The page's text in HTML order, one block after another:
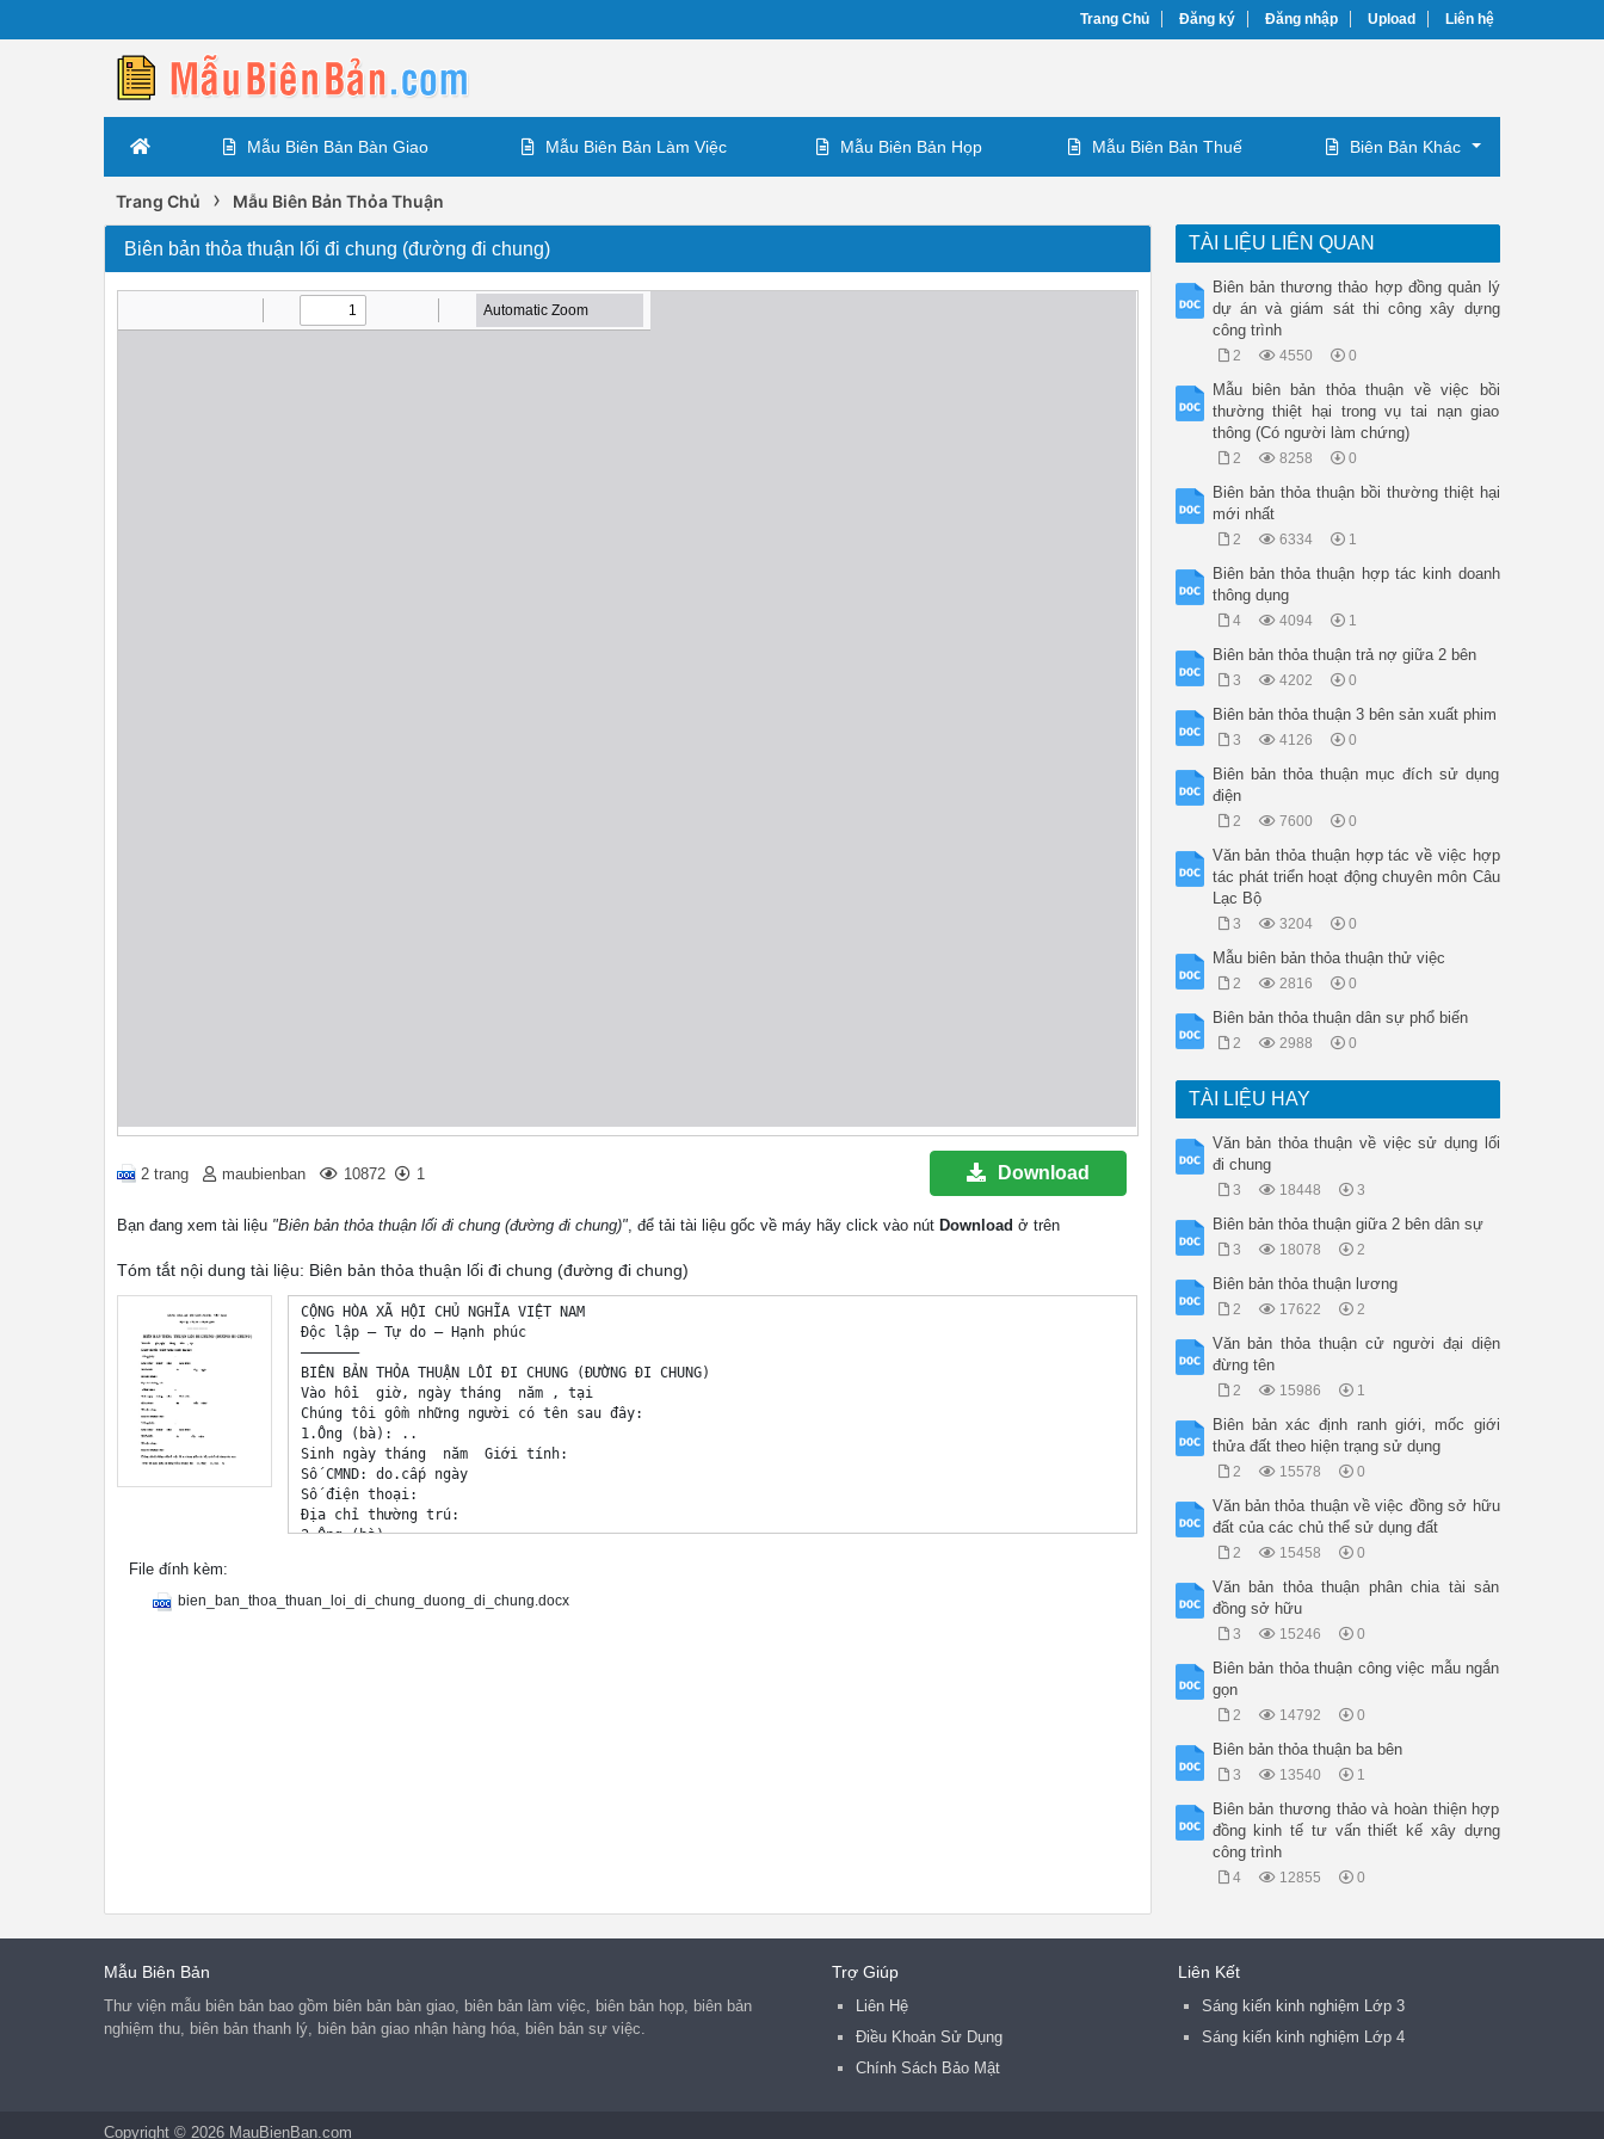
Trang Chủ Đăng ký Đăng nhập Upload Liên hệ
Mẫu Biên Bản Bàn Giao Mẫu Biên Bản Làm Việc Mẫu Biên Bản Họp Mẫu Biên Bản Thuế Biên Bản Khác
Trang Chủ › Mẫu Biên Bản Thỏa Thuận
Biên bản thỏa thuận lối đi chung (đường đi chung)
2 trang maubienban 10872 1 Download
Bạn đang xem tài liệu "Biên bản thỏa thuận lối đi chung (đường đi chung)", để tải tài liệu gốc về máy hãy click vào nút Download ở trên
Tóm tắt nội dung tài liệu: Biên bản thỏa thuận lối đi chung (đường đi chung)
CỘNG HÒA XÃ HỘI CHỦ NGHĨA VIỆT NAM
Độc lập – Tự do – Hạnh phúc
———————
BIÊN BẢN THỎA THUẬN LỐI ĐI CHUNG (ĐƯỜNG ĐI CHUNG)
Vào hồi  giờ, ngày tháng  năm , tại
Chúng tôi gồm những người có tên sau đây:
1.Ông (bà): ..
Sinh ngày tháng  năm  Giới tính:
Số CMND: do.cấp ngày
Số điện thoại:
Địa chỉ thường trú:
2.Ông (bà): ..
Số điện thoại:
Phía Đông giáp thửa đất:
3.Mức đền bù cho chủ sở hữu khi mở lối đi chung: .
4. Chuyển quyền sử dụng lối đi chung khi chuyển nhượng quyền sử dụng đất:
5. Quyền và nghĩa vụ của các hộ đối với lối đi chung:
File đính kèm:
bien_ban_thoa_thuan_loi_di_chung_duong_di_chung.docx
TÀI LIỆU LIÊN QUAN
Biên bản thương thảo hợp đồng quản lý
dự án và giám sát thi công xây dựng
công trình
2 4550 0
Mẫu biên bản thỏa thuận về việc bồi
thường thiệt hại trong vụ tai nạn giao
thông (Có người làm chứng)
2 8258 0
Biên bản thỏa thuận bồi thường thiệt hại
mới nhất
2 6334 1
Biên bản thỏa thuận hợp tác kinh doanh
thông dụng
4 4094 1
Biên bản thỏa thuận trả nợ giữa 2 bên
3 4202 0
Biên bản thỏa thuận 3 bên sản xuất phim
3 4126 0
Biên bản thỏa thuận mục đích sử dụng
điện
2 7600 0
Văn bản thỏa thuận hợp tác về việc hợp
tác phát triển hoạt động chuyên môn Câu
Lạc Bộ
3 3204 0
Mẫu biên bản thỏa thuận thử việc
2 2816 0
Biên bản thỏa thuận dân sự phổ biến
2 2988 0
TÀI LIỆU HAY
Văn bản thỏa thuận về việc sử dụng lối
đi chung
3 18448 3
Biên bản thỏa thuận giữa 2 bên dân sự
3 18078 2
Biên bản thỏa thuận lương
2 17622 2
Văn bản thỏa thuận cử người đại diện
đừng tên
2 15986 1
Biên bản xác định ranh giới, mốc giới
thửa đất theo hiện trạng sử dụng
2 15578 0
Văn bản thỏa thuận về việc đồng sở hữu
đất của các chủ thể sử dụng đất
2 15458 0
Văn bản thỏa thuận phân chia tài sản
đồng sở hữu
3 15246 0
Biên bản thỏa thuận công việc mẫu ngắn
gọn
2 14792 0
Biên bản thỏa thuận ba bên
3 13540 1
Biên bản thương thảo và hoàn thiện hợp
đồng kinh tế tư vấn thiết kế xây dựng
công trình
4 12855 0
Mẫu Biên Bản
Thư viện mẫu biên bản bao gồm biên bản bàn giao, biên bản làm việc, biên bản họp, biên bản
nghiệm thu, biên bản thanh lý, biên bản giao nhận hàng hóa, biên bản sự việc.
Trợ Giúp
Liên Hệ
Điều Khoản Sử Dụng
Chính Sách Bảo Mật
Liên Kết
Sáng kiến kinh nghiệm Lớp 3
Sáng kiến kinh nghiệm Lớp 4
Copyright © 2026 MauBienBan.com